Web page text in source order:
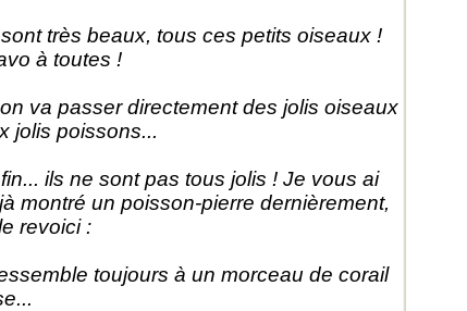
très beaux, tous ces petits oiseaux !
à toutes !
va passer directement des jolis oiseaux
jolis poissons...
ils ne sont pas tous jolis ! Je vous ai
montré un poisson-pierre dernièrement,
revoici :
toujours à un morceau de corail